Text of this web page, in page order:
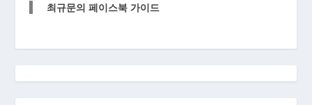
최규문의 페이스북 가이드